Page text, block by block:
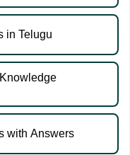
in Telugu
with Answers